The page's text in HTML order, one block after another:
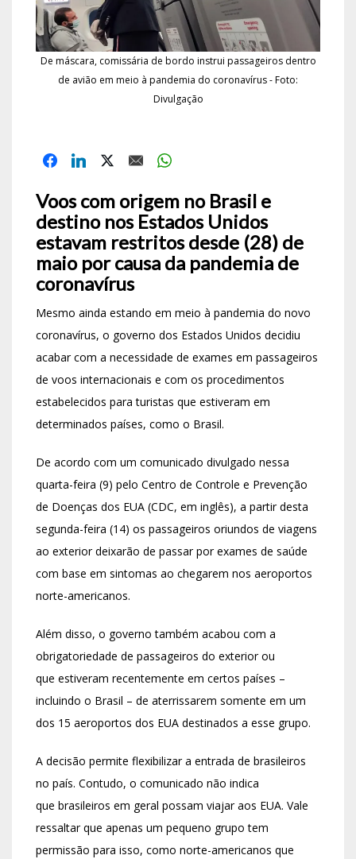
De máscara, comissária de bordo instrui passageiros dentro
de avião em meio à pandemia do coronavírus - Foto:
Divulgação
Voos com origem no Brasil e
destino nos Estados Unidos
estavam restritos desde (28) de
maio por causa da pandemia de
coronavírus
Mesmo ainda estando em meio à pandemia do novo
coronavírus, o governo dos Estados Unidos decidiu
acabar com a necessidade de exames em passageiros
de voos internacionais e com os procedimentos
estabelecidos para turistas que estiveram em
determinados países, como o Brasil.
De acordo com um comunicado divulgado nessa
quarta-feira (9) pelo Centro de Controle e Prevenção
de Doenças dos EUA (CDC, em inglês), a partir desta
segunda-feira (14) os passageiros oriundos de viagens
ao exterior deixarão de passar por exames de saúde
com base em sintomas ao chegarem nos aeroportos
norte-americanos.
Além disso, o governo também acabou com a
obrigatoriedade de passageiros do exterior ou
que estiveram recentemente em certos países –
incluindo o Brasil – de aterrissarem somente em um
dos 15 aeroportos dos EUA destinados a esse grupo.
A decisão permite flexibilizar a entrada de brasileiros
no país. Contudo, o comunicado não indica
que brasileiros em geral possam viajar aos EUA. Vale
ressaltar que apenas um pequeno grupo tem
permissão para isso, como norte-americanos que